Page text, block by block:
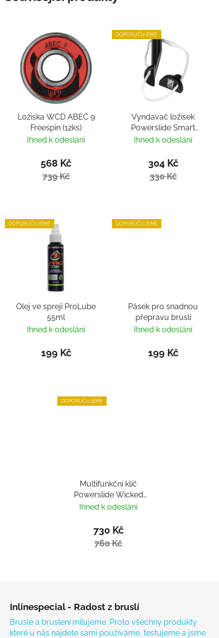
Ložiska WCD ABEC 9
Freespin (12ks)
Ihned k odeslání
568 Kč
739 Kč
DOPORUČUJEME
Vyndavač ložisek
Powerslide Smart
Bearing Remover by
Ihned k odeslání
304 Kč
330 Kč
DOPORUČUJEME
Olej ve spreji ProLube
55ml
Ihned k odeslání
199 Kč
DOPORUČUJEME
Pásek pro snadnou
přepravu bruslí
Ihned k odeslání
199 Kč
DOPORUČUJEME
Multifunkční klíč
Powerslide Wicked
Hardcore Tool
Ihned k odeslání
730 Kč
760 Kč
Inlinespecial - Radost z bruslí
Brusle a bruslení milujeme. Proto všechny produkty
které u nás najdete sami používáme, testujeme a jsme